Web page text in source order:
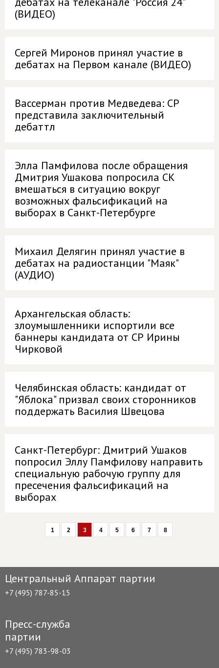
(ВИДЕО)
Сергей Миронов принял участие в
дебатах на Первом канале (ВИДЕО)
Вассерман против Медведева: СР
представила заключительный
дебаттл
Элла Памфилова после обращения
Дмитрия Ушакова попросила СК
вмешаться в ситуацию вокруг
возможных фальсификаций на
выборах в Санкт-Петербурге
Михаил Делягин принял участие в
дебатах на радиостанции "Маяк"
(АУДИО)
Архангельская область:
злоумышленники испортили все
баннеры кандидата от СР Ирины
Чирковой
Челябинская область: кандидат от
"Яблока" призвал своих сторонников
поддержать Василия Швецова
Санкт-Петербург: Дмитрий Ушаков
попросил Эллу Памфилову направить
специальную рабочую группу для
пресечения фальсификаций на
выборах
1 2 3 4 5 6 7 8
Центральный Аппарат партии
+7 (495) 787-85-15
Пресс-служба
партии
+7 (495) 783-98-03